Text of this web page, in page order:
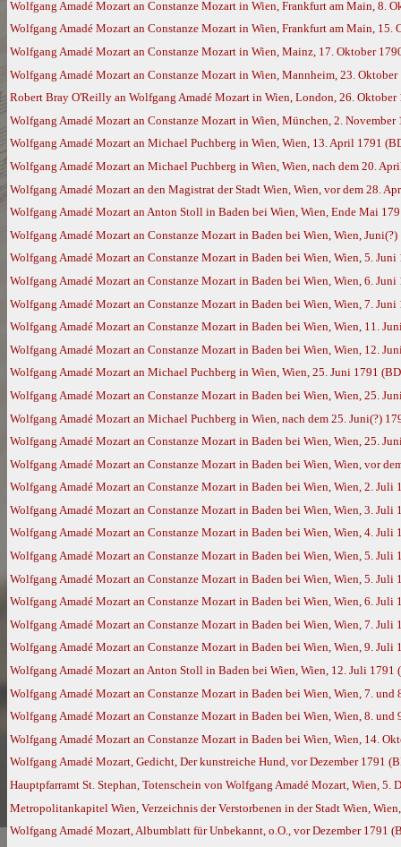
Wolfgang Amadé Mozart an Constanze Mozart in Wien, Frankfurt am Main, 8.
Wolfgang Amadé Mozart an Constanze Mozart in Wien, Frankfurt am Main, 15.
Wolfgang Amadé Mozart an Constanze Mozart in Wien, Mainz, 17. Oktober
Wolfgang Amadé Mozart an Constanze Mozart in Wien, Mannheim, 23.
Robert Bray O'Reilly an Wolfgang Amadé Mozart in Wien, London, 26. Oktober
Wolfgang Amadé Mozart an Constanze Mozart in Wien, München, 2. November
Wolfgang Amadé Mozart an Michael Puchberg in Wien, Wien, 13. April 1791
Wolfgang Amadé Mozart an Michael Puchberg in Wien, Wien, nach dem 20.
Wolfgang Amadé Mozart an den Magistrat der Stadt Wien, Wien, vor dem 28.
Wolfgang Amadé Mozart an Anton Stoll in Baden bei Wien, Wien, Ende Mai
Wolfgang Amadé Mozart an Constanze Mozart in Baden bei Wien, Wien,
Wolfgang Amadé Mozart an Constanze Mozart in Baden bei Wien, Wien, 5.
Wolfgang Amadé Mozart an Constanze Mozart in Baden bei Wien, Wien, 6.
Wolfgang Amadé Mozart an Constanze Mozart in Baden bei Wien, Wien, 7.
Wolfgang Amadé Mozart an Constanze Mozart in Baden bei Wien, Wien, 11.
Wolfgang Amadé Mozart an Constanze Mozart in Baden bei Wien, Wien, 12.
Wolfgang Amadé Mozart an Michael Puchberg in Wien, Wien, 25. Juni 1791
Wolfgang Amadé Mozart an Constanze Mozart in Baden bei Wien, Wien, 25.
Wolfgang Amadé Mozart an Michael Puchberg in Wien, nach dem 25. Juni(?)
Wolfgang Amadé Mozart an Constanze Mozart in Baden bei Wien, Wien, 25.
Wolfgang Amadé Mozart an Constanze Mozart in Baden bei Wien, Wien, vor
Wolfgang Amadé Mozart an Constanze Mozart in Baden bei Wien, Wien, 2. Juli
Wolfgang Amadé Mozart an Constanze Mozart in Baden bei Wien, Wien, 3. Juli
Wolfgang Amadé Mozart an Constanze Mozart in Baden bei Wien, Wien, 4. Juli
Wolfgang Amadé Mozart an Constanze Mozart in Baden bei Wien, Wien, 5. Juli
Wolfgang Amadé Mozart an Constanze Mozart in Baden bei Wien, Wien, 5. Juli
Wolfgang Amadé Mozart an Constanze Mozart in Baden bei Wien, Wien, 6. Juli
Wolfgang Amadé Mozart an Constanze Mozart in Baden bei Wien, Wien, 7. Juli
Wolfgang Amadé Mozart an Constanze Mozart in Baden bei Wien, Wien, 9. Juli
Wolfgang Amadé Mozart an Anton Stoll in Baden bei Wien, Wien, 12. Juli 1791
Wolfgang Amadé Mozart an Constanze Mozart in Baden bei Wien, Wien, 7. und
Wolfgang Amadé Mozart an Constanze Mozart in Baden bei Wien, Wien, 8. und
Wolfgang Amadé Mozart an Constanze Mozart in Baden bei Wien, Wien, 14.
Wolfgang Amadé Mozart, Gedicht, Der kunstreiche Hund, vor Dezember 1791
Hauptpfarramt St. Stephan, Totenschein von Wolfgang Amadé Mozart, Wien,
Metropolitankapitel Wien, Verzeichnis der Verstorbenen in der Stadt Wien,
Wolfgang Amadé Mozart, Albumblatt für Unbekannt, o.O., vor Dezember 1791